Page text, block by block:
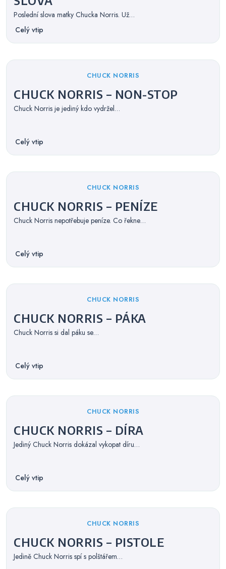
Poslední slova matky Chucka Norris. Už…
Celý vtip
Categories
CHUCK NORRIS
CHUCK NORRIS – NON-STOP
Chuck Norris je jediný kdo vydržel…
Celý vtip
Categories
CHUCK NORRIS
CHUCK NORRIS – PENÍZE
Chuck Norris nepotřebuje peníze. Co řekne…
Celý vtip
Categories
CHUCK NORRIS
CHUCK NORRIS – PÁKA
Chuck Norris si dal páku se…
Celý vtip
Categories
CHUCK NORRIS
CHUCK NORRIS – DÍRA
Jediný Chuck Norris dokázal vykopat díru…
Celý vtip
Categories
CHUCK NORRIS
CHUCK NORRIS – PISTOLE
Jedině Chuck Norris spí s polštářem…